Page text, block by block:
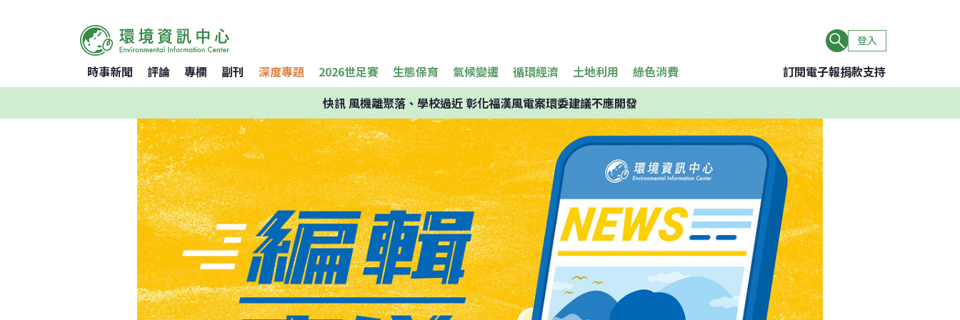
登入
時事新聞 評論 專欄 副刊 深度專題 2026世足賽 生態保育 氣候變遷 循環經濟 土地利用 綠色消費 訂閱電子報捐款支持
快訊風機離聚落、學校過近 彰化福漢風電案環委建議不應開發